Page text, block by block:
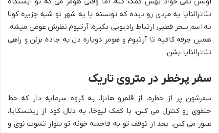
تئاترالنایا یه مردی رو دیده که تونسته با یه شهر تو شبه جزیره کولا
به اسم سحر قطبی ارتباط رادیویی بگیره، آرتیوم نظرش عوض میشه.
همین جرقه کافیه تا آرتیوم و هومر دوباره دل به جاده بزنن و راهی
تئاترالنایا بشن.
سفر پرخطر در متروی تاریک
سفرشون پر از خطره. از قلمرو هانزا، یه گروه سرمایه دار که خط
حلقوی رو کنترل می کنن، با کمک لیوخا، یه دلال کود از ریشسکایا،
عبور می کنن. بعد از توقف تو یه فاحشه خونه تو بلوار تسوت نوی و